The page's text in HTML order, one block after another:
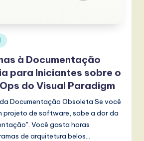
à Documentação
para Iniciantes sobre o
do Visual Paradigm
Documentação Obsoleta Se você
projeto de software, sabe a dor da
Você gasta horas
de arquitetura belos…